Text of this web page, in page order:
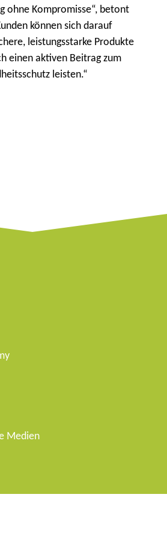
ohne Kompromisse“, betont
können sich darauf
leistungsstarke Produkte
einen aktiven Beitrag zum
leisten.“
Medien